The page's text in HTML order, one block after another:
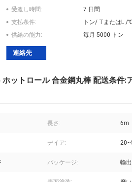
受渡し時間:
7 日間
支払条件:
トン/ TまたはL /
供給の能力:
毎月 5000 トン
連絡先
ットロール 合金鋼丸棒 配送条件:
長さ: 6m
デイア:
パッケージ: 輸